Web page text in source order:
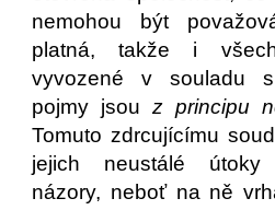
nemohou být
platná, takže i
vyvozené v souladu
pojmy jsouz principu
Tomuto zdrcujícímu
jejich neustálé útoky
názory, neboť na ně